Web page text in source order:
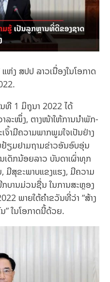
ງ ສປປ ລາວເນື່ອງໃນໂອກາດ
ທີ 1 ມິຖຸນາ 2022 ໄດ້
ະໜຶ່ງ, ຕາງໜ້າໃຫ້ການນຳພັກ-
າມີຄວາມພາກພູມໃຈເປັນຢ່າງ
ຽມຢາມຖາມຂ່າວອັນອົບອຸ່ນ
ດັກນ້ອຍລາວ ບັນດາເຜົ່າທຸກ
ມີສຸຂະພາບແຂງແຮງ, ມີຄວາມ
ກບານມ່ວນຊື່ນ ໃນການສະຫຼອງ
ພາຍໃຕ້ຄໍາຂວັນທີ່ວ່າ “ສ້າງ
ໃນໂອກາດນີ້ດ້ວຍ.